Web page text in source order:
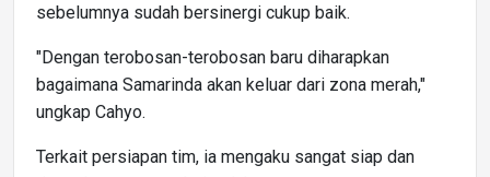
sebelumnya sudah bersinergi cukup baik.
"Dengan terobosan-terobosan baru diharapkan
bagaimana Samarinda akan keluar dari zona merah,"
ungkap Cahyo.
Terkait persiapan tim, ia mengaku sangat siap dan